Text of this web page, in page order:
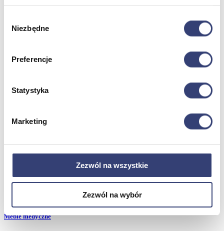
zgody
Niezbędne
Preferencje
Statystyka
Marketing
Zezwól na wszystkie
Zezwól na wybór
Strzykawki i igły
Ciśnieniomierze
Instrumenty diagnostyczne
Artykuły Przeciwodleżynowe
Termometry
Zobacz wszystko
Meble medyczne